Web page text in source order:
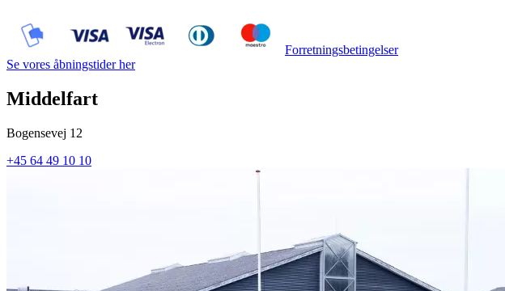
Forretningsbetingelser
Se vores åbningstider her
Middelfart
Bogensevej 12
+45 64 49 10 10